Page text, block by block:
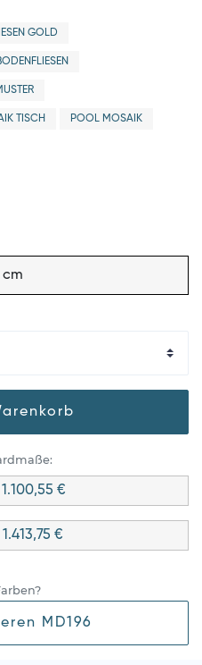
GOLD
TISCH POOL MOSAIK
cm
€
€
MD196